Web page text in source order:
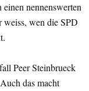
nennenswerten
weiss, wen die SPD
Peer Steinbrueck
das macht